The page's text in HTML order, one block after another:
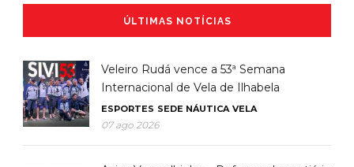
ÚLTIMAS NOTÍCIAS
Veleiro Rudá vence a 53ª Semana
Internacional de Vela de Ilhabela
ESPORTES SEDE NÁUTICA VELA
07 ago 2026